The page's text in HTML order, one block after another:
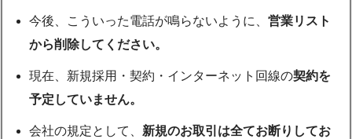
今後、こういった電話が鳴らないように、営業リスト
から削除してください。
現在、新規採用・契約・インターネット回線の契約を
予定していません。
会社の規定として、 新規のお取引は全てお断りしてお